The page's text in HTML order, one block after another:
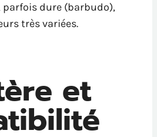
parfois dure (barbudo),
très variées.
et